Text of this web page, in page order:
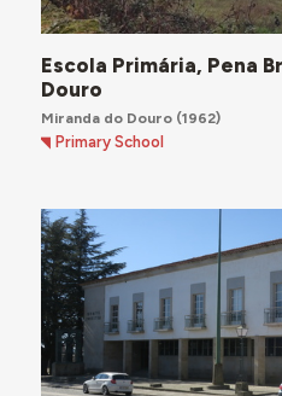
Escola Primária, Pena
Douro
Miranda do Douro(1962)
Primary School